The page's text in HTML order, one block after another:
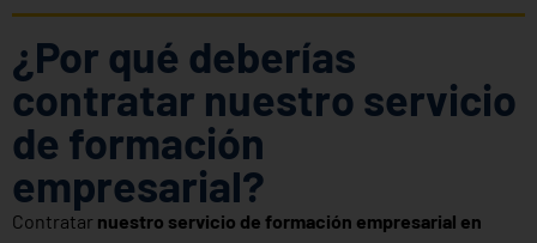
¿Por qué deberías
contratar nuestro servicio
de formación
empresarial?
Contratar nuestro servicio de formación empresarial en